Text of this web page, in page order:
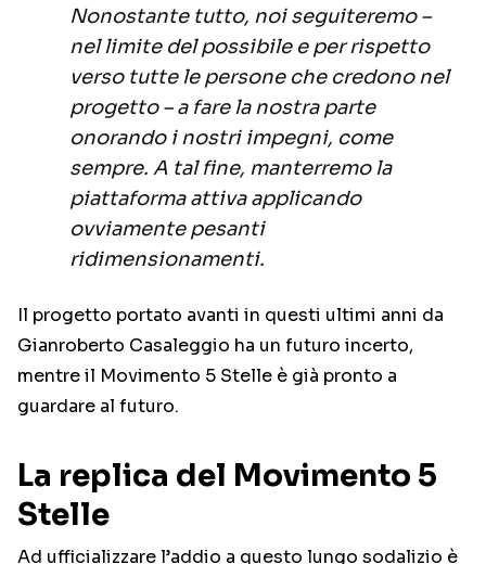
Nonostante tutto, noi seguiteremo –
nel limite del possibile e per rispetto
verso tutte le persone che credono nel
progetto – a fare la nostra parte
onorando i nostri impegni, come
sempre. A tal fine, manterremo la
piattaforma attiva applicando
ovviamente pesanti
ridimensionamenti.
Il progetto portato avanti in questi ultimi anni da
Gianroberto Casaleggio ha un futuro incerto,
mentre il Movimento 5 Stelle è già pronto a
guardare al futuro.
La replica del Movimento 5
Stelle
Ad ufficializzare l’addio a questo lungo sodalizio è